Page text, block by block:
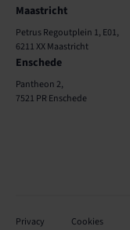
Maastricht
Petrus Regoutplein 1, E01,
6211 XX Maastricht
Enschede
Pantheon 2,
7521 PR Enschede
Privacy Cookies